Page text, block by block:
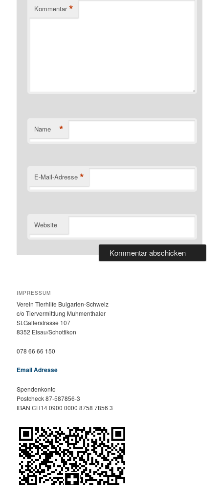
Kommentar *
Name *
E-Mail-Adresse *
Website
IMPRESSUM
Verein Tierhilfe Bulgarien-Schweiz
c/o Tiervermittlung Muhmenthaler
St.Gallerstrasse 107
8352 Elsau/Schottikon
078 66 66 150
Email Adresse
Spendenkonto
Postcheck 87-587856-3
IBAN CH14 0900 0000 8758 7856 3